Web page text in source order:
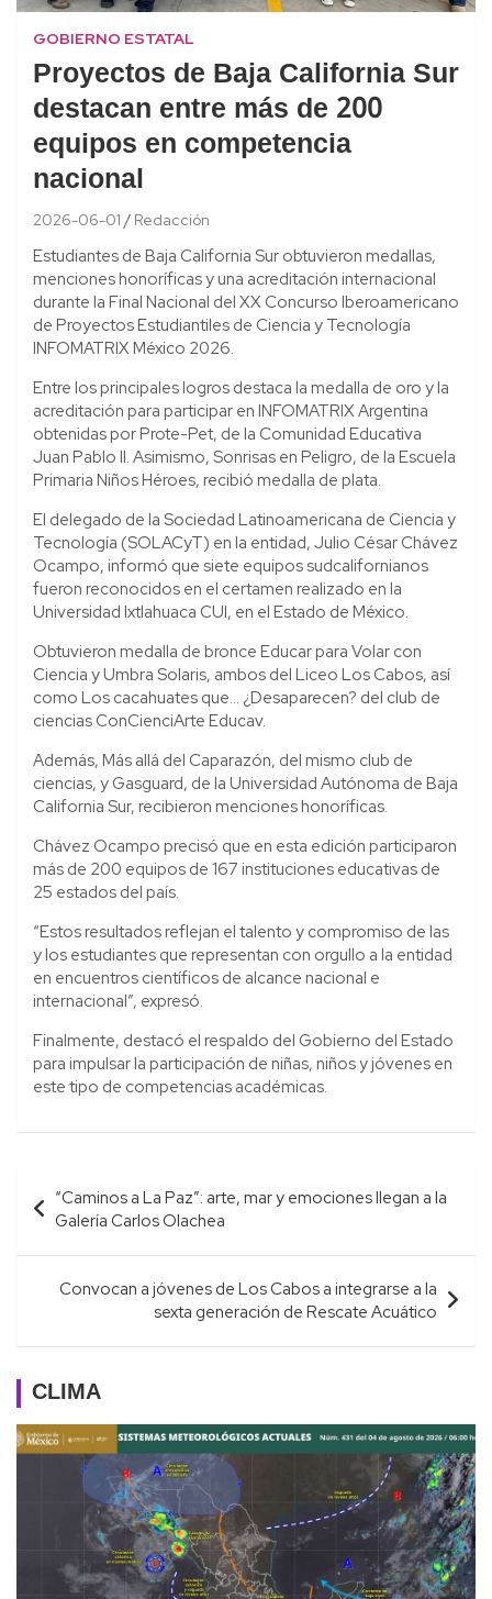
GOBIERNO ESTATAL
Proyectos de Baja California Sur
destacan entre más de 200
equipos en competencia
nacional
2026-06-01 Redacción
Estudiantes de Baja California Sur obtuvieron medallas,
menciones honoríficas y una acreditación internacional
durante la Final Nacional del XX Concurso Iberoamericano
de Proyectos Estudiantiles de Ciencia y Tecnología
INFOMATRIX México 2026.
Entre los principales logros destaca la medalla de oro y la
acreditación para participar en INFOMATRIX Argentina
obtenidas por Prote-Pet, de la Comunidad Educativa
Juan Pablo II. Asimismo, Sonrisas en Peligro, de la Escuela
Primaria Niños Héroes, recibió medalla de plata.
El delegado de la Sociedad Latinoamericana de Ciencia y
Tecnología (SOLACyT) en la entidad, Julio César Chávez
Ocampo, informó que siete equipos sudcalifornianos
fueron reconocidos en el certamen realizado en la
Universidad Ixtlahuaca CUI, en el Estado de México.
Obtuvieron medalla de bronce Educar para Volar con
Ciencia y Umbra Solaris, ambos del Liceo Los Cabos, así
como Los cacahuates que… ¿Desaparecen? del club de
ciencias ConCienciArte Educav.
Además, Más allá del Caparazón, del mismo club de
ciencias, y Gasguard, de la Universidad Autónoma de Baja
California Sur, recibieron menciones honoríficas.
Chávez Ocampo precisó que en esta edición participaron
más de 200 equipos de 167 instituciones educativas de
25 estados del país.
“Estos resultados reflejan el talento y compromiso de las
y los estudiantes que representan con orgullo a la entidad
en encuentros científicos de alcance nacional e
internacional”, expresó.
Finalmente, destacó el respaldo del Gobierno del Estado
para impulsar la participación de niñas, niños y jóvenes en
este tipo de competencias académicas.
Navegación
de
entradas
“Caminos a La Paz”: arte, mar y emociones llegan a la
Galería Carlos Olachea
Convocan a jóvenes de Los Cabos a integrarse a la
sexta generación de Rescate Acuático
CLIMA